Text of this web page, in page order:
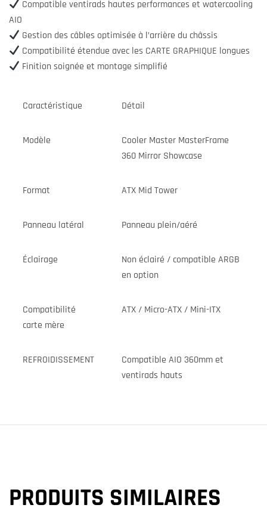
Compatible ventirads hautes performances et watercooling
AIO
Gestion des câbles optimisée à l’arrière du châssis
Compatibilité étendue avec les CARTE GRAPHIQUE longues
Finition soignée et montage simplifié
Caractéristique Détail
Modèle
Cooler Master MasterFrame
360 Mirror Showcase
Format ATX Mid Tower
Panneau latéral Panneau plein/aéré
Éclairage
Non éclairé / compatible ARGB
en option
Compatibilité
carte mère
ATX / Micro-ATX / Mini-ITX
REFROIDISSEMENT
Compatible AIO 360mm et
ventirads hauts
PRODUITS SIMILAIRES